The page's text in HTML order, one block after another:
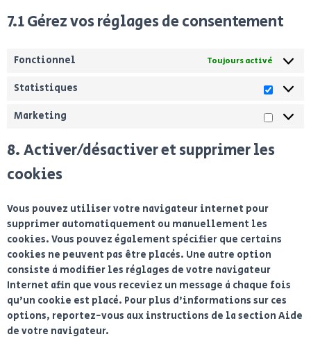
7.1 Gérez vos réglages de consentement
Fonctionnel Toujours activé
Statistiques
Marketing
8. Activer/désactiver et supprimer les
cookies
Vous pouvez utiliser votre navigateur internet pour
supprimer automatiquement ou manuellement les
cookies. Vous pouvez également spécifier que certains
cookies ne peuvent pas être placés. Une autre option
consiste à modifier les réglages de votre navigateur
Internet afin que vous receviez un message à chaque fois
qu’un cookie est placé. Pour plus d’informations sur ces
options, reportez-vous aux instructions de la section Aide
de votre navigateur.